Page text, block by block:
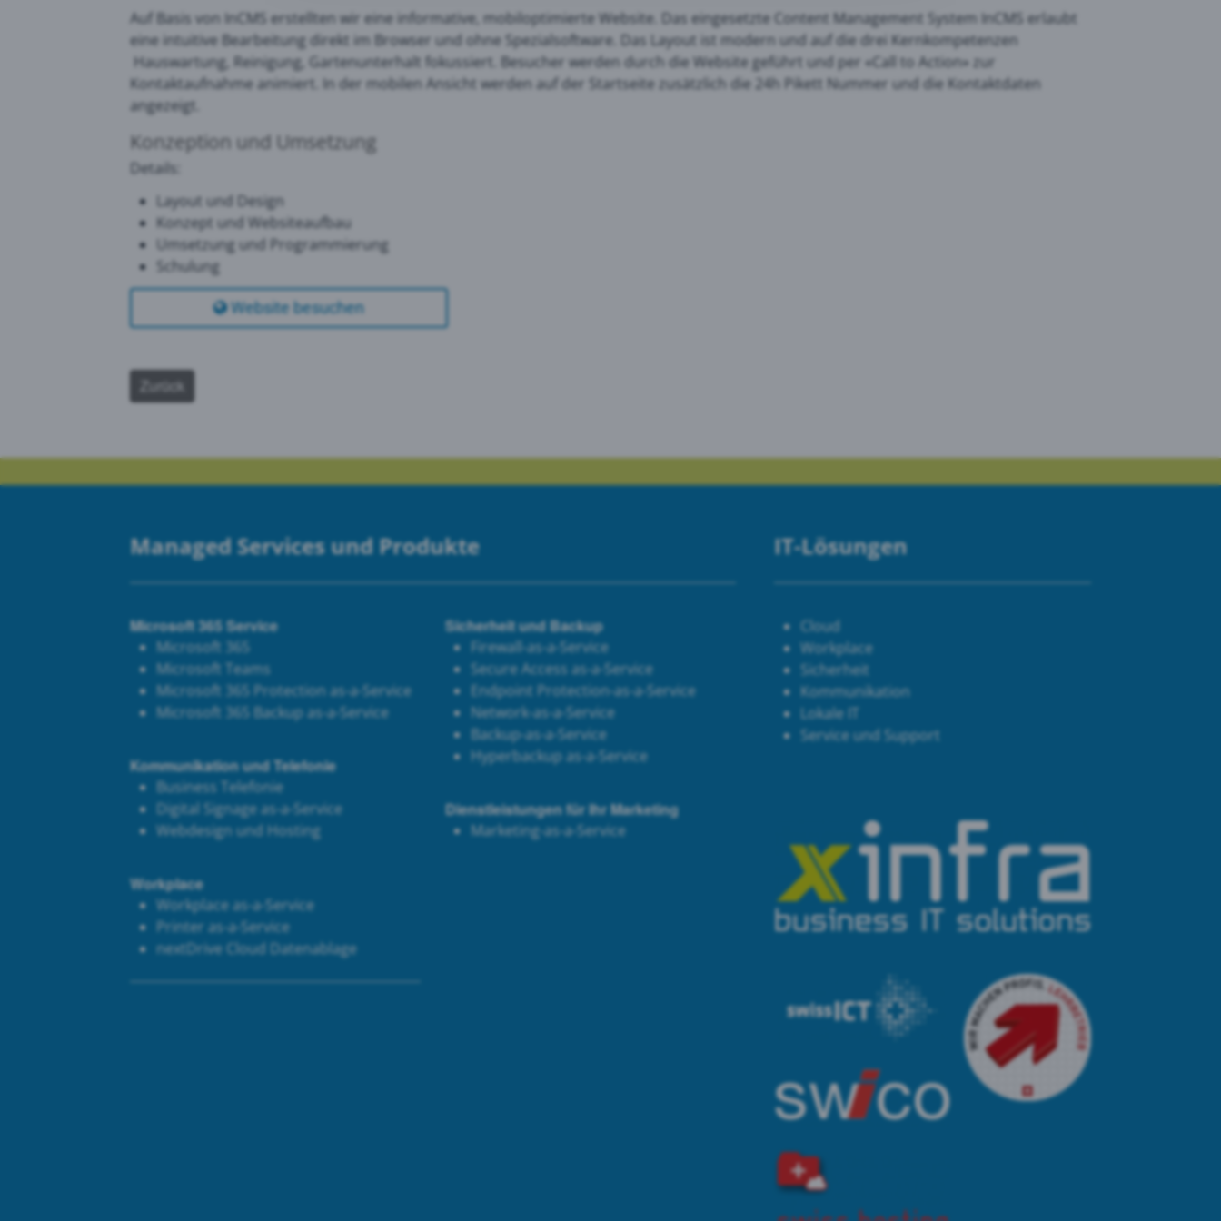
Auf Basis von InCMS erstellten wir eine informative, mobiloptimierte Website. Das eingesetzte Content Management System InCMS erlaubt
eine intuitive Bearbeitung direkt im Browser und ohne Spezialsoftware. Das Layout ist modern und auf die drei Kernkompetenzen
Hauswartung, Reinigung, Gartenunterhalt fokussiert. Besucher werden durch die Website geführt und per «Call to Action» zur
Kontaktaufnahme animiert. In der mobilen Ansicht werden auf der Startseite zusätzlich die 24h Pikett Nummer und die Kontaktdaten
angezeigt.
Konzeption und Umsetzung
Details:
Layout und Design
Konzept und Websiteaufbau
Umsetzung und Programmierung
Schulung
Website besuchen
Zurück
Managed Services und Produkte
Microsoft 365 Service
Microsoft 365
Microsoft Teams
Microsoft 365 Protection as-a-Service
Microsoft 365 Backup as-a-Service
Kommunikation und Telefonie
Business Telefonie
Digital Signage as-a-Service
Webdesign und Hosting
Workplace
Workplace as-a-Service
Printer as-a-Service
nextDrive Cloud Datenablage
Sicherheit und Backup
Firewall-as-a-Service
Secure Access as-a-Service
Endpoint Protection-as-a-Service
Network-as-a-Service
Backup-as-a-Service
Hyperbackup as-a-Service
Dienstleistungen für Ihr Marketing
Marketing-as-a-Service
IT-Lösungen
Cloud
Workplace
Sicherheit
Kommunikation
Lokale IT
Service und Support
Google Maps